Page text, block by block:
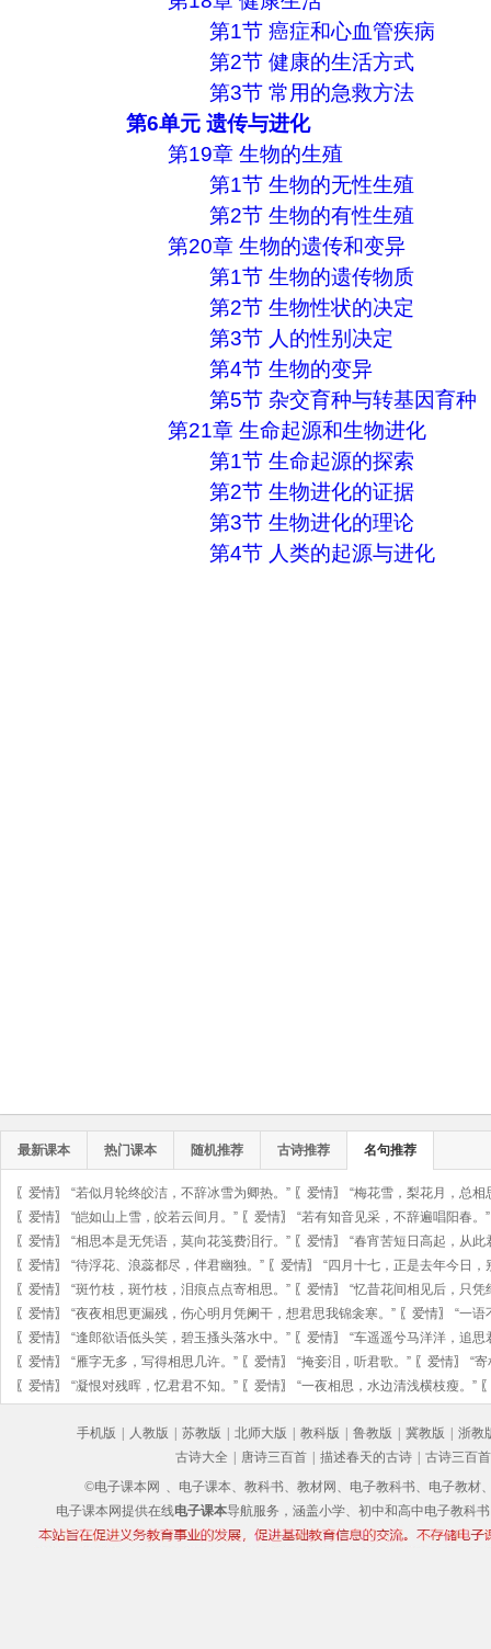
第1节 癌症和心血管疾病
第2节 健康的生活方式
第3节 常用的急救方法
第6单元 遗传与进化
第19章 生物的生殖
第1节 生物的无性生殖
第2节 生物的有性生殖
第20章 生物的遗传和变异
第1节 生物的遗传物质
第2节 生物性状的决定
第3节 人的性别决定
第4节 生物的变异
第5节 杂交育种与转基因育种
第21章 生命起源和生物进化
第1节 生命起源的探索
第2节 生物进化的证据
第3节 生物进化的理论
第4节 人类的起源与进化
最新课本 热门课本 随机推荐 古诗推荐 名句推荐
〖 爱情〗 “若似月轮终皎洁，不辞冰雪为卿热。” 〖 爱情〗 “梅花雪，梨花月，总相
〖 爱情〗 “皑如山上雪，皎若云间月。” 〖 爱情〗 “若有知音见采，不辞遍唱阳春。”
〖 爱情〗 “相思本是无凭语，莫向花笺费泪行。” 〖 爱情〗 “春宵苦短日高起，从此
〖 爱情〗 “待浮花、浪蕊都尽，伴君幽独。” 〖 爱情〗 “四月十七，正是去年今日，
〖 爱情〗 “斑竹枝，斑竹枝，泪痕点点寄相思。” 〖 爱情〗 “忆昔花间相见后，只凭
〖 爱情〗 “夜夜相思更漏残，伤心明月凭阑干，想君思我锦衾寒。” 〖 爱情〗 “一语
〖 爱情〗 “逢郎欲语低头笑，碧玉搔头落水中。” 〖 爱情〗 “车遥遥兮马洋洋，追思
〖 爱情〗 “雁字无多，写得相思几许。” 〖 爱情〗 “掩妾泪，听君歌。” 〖 爱情〗 “
〖 爱情〗 “凝恨对残晖，忆君君不知。” 〖 爱情〗 “一夜相思，水边清浅横枝瘦。”
手机版 人教版 苏教版 北师大版 教科版 鲁教版 冀教版
浙教
古诗大全
唐诗三百首 描述春天的古诗
古诗三百首
©电子课本网 、电子课本、教科书、教材网、电子教科书、电子教材
电子课本网提供在线电子课本导航服务，涵盖小学、初中和高中电子教科